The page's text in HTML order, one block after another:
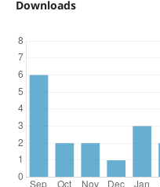
Downloads